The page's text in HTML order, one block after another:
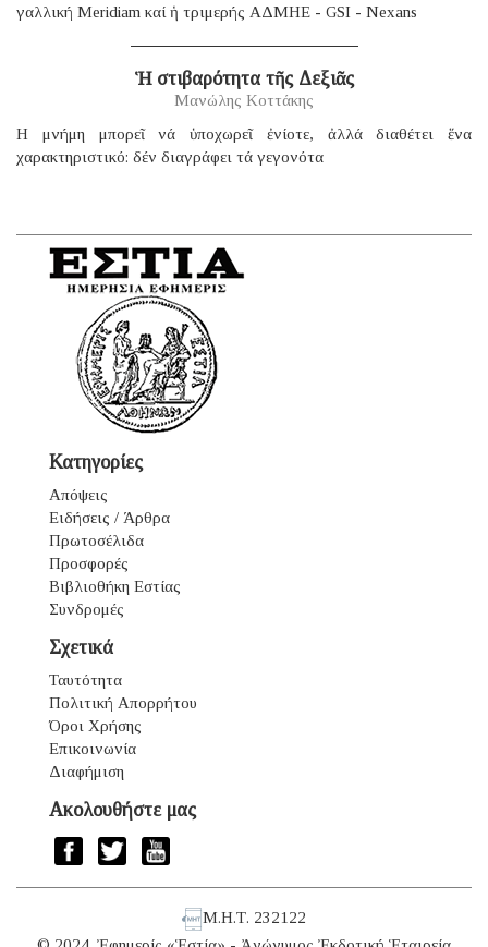
γαλλική Μeridiam καί ἡ τριμερής ΑΔΜΗΕ - GSI - Nexans
Ἡ στιβαρότητα τῆς Δεξιᾶς
Μανώλης Κοττάκης
H μνήμη μπορεῖ νά ὑποχωρεῖ ἐνίοτε, ἀλλά διαθέτει ἕνα
χαρακτηριστικό: δέν διαγράφει τά γεγονότα
Κατηγορίες
Απόψεις
Ειδήσεις / Άρθρα
Πρωτοσέλιδα
Προσφορές
Βιβλιοθήκη Εστίας
Συνδρομές
Σχετικά
Ταυτότητα
Πολιτική Απορρήτου
Όροι Χρήσης
Επικοινωνία
Διαφήμιση
Ακολουθήστε μας
Μ.Η.Τ. 232122